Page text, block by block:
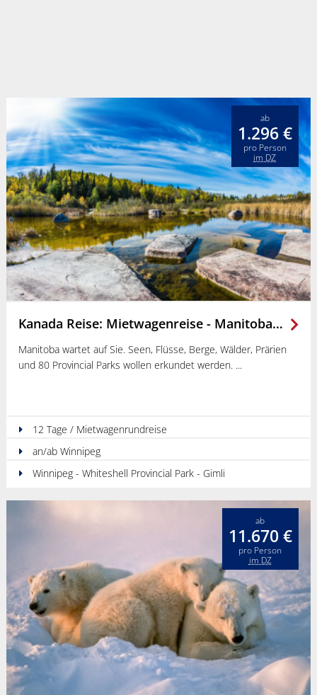
Kanada Reise: Mietwagenreise - Manitoba entdecken
Manitoba wartet auf Sie. Seen, Flüsse, Berge, Wälder, Prärien
und 80 Provincial Parks wollen erkundet werden.
12 Tage / Mietwagenrundreise
an/ab Winnipeg
Winnipeg - Whiteshell Provincial Park - Gimli
ab
1.296 €
pro Person
im DZ
ab
11.670 €
pro Person
im DZ